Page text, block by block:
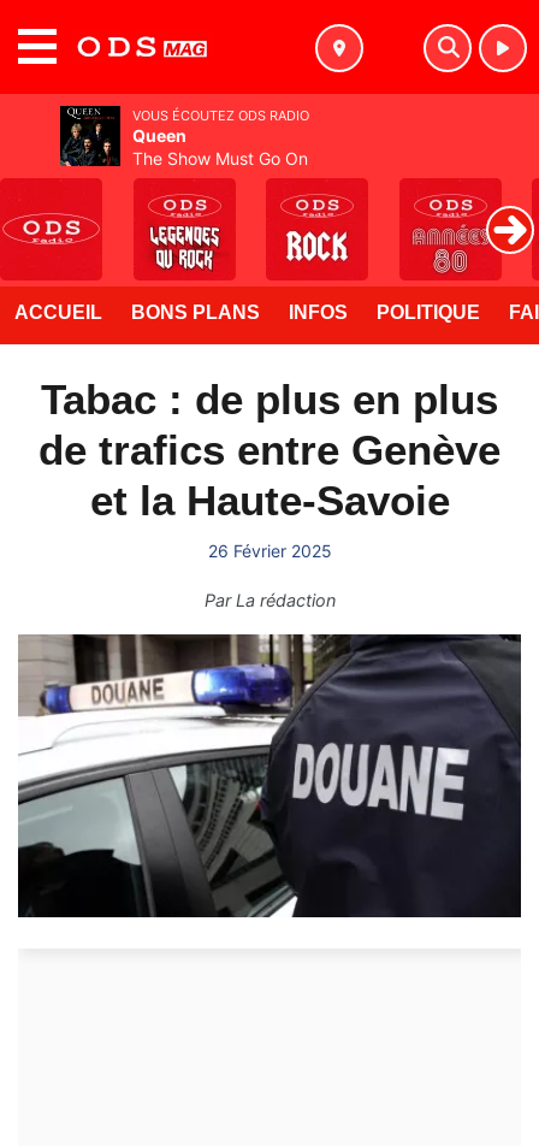
ACCUEIL BONS PLANS INFOS POLITIQUE
Tabac : de plus en plus
de trafics entre Genève
et la Haute-Savoie
26 Février 2025
ParLa rédaction
VOUS ÉCOUTEZ ODS RADIO
Queen
The Show Must Go On